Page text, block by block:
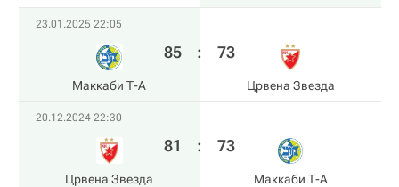
23.01.2025 22:05
Маккаби Т-А
85 : 73
Црвена Звезда
20.12.2024 22:30
Црвена Звезда
81 : 73
Маккаби Т-А